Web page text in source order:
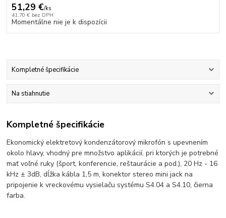
51,29 €/ks
41,70 € bez DPH
Momentálne nie je k dispozícii
Kompletné špecifikácie
Na stiahnutie
Kompletné špecifikácie
Ekonomický elektretový kondenzátorový mikrofón s upevnením
okolo hlavy, vhodný pre množstvo aplikácií, pri ktorých je potrebné
mať voľné ruky (šport, konferencie, reštaurácie a pod.), 20 Hz - 16
kHz ± 3dB, dĺžka kábla 1,5 m, konektor stereo mini jack na
pripojenie k vreckovému vysielaču systému S4.04 a S4.10, čierna
farba.